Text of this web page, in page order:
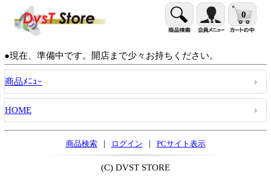
0
●現在、準備中です。開店まで少々お持ちください。
商品ﾒﾆｭｰ
HOME
商品検索 | ログイン | PCサイト表示
(C) DVST STORE